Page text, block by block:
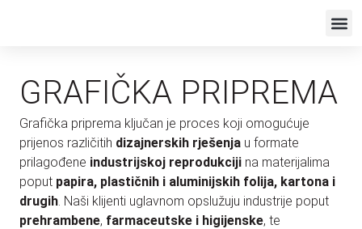
GRAFIČKA PRIPREMA
Grafička priprema ključan je proces koji omogućuje
prijenos različitih dizajnerskih rješenja u formate
prilagođene industrijskoj reprodukciji na materijalima
poput papira, plastičnih i aluminijskih folija, kartona i
drugih. Naši klijenti uglavnom opslužuju industrije poput
prehrambene, farmaceutske i higijenske, te